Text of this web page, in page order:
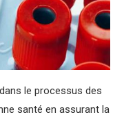
le processus des
santé en assurant la